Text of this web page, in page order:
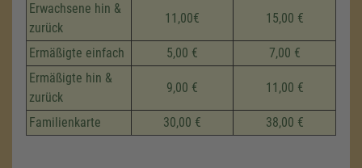
Erwachsene hin &
zurück
11,00€ 15,00 €
Ermäßigte einfach 5,00 €
7,00 €
Ermäßigte hin &
zurück
9,00 € 11,00 €
Familienkarte 30,00 € 38,00 €